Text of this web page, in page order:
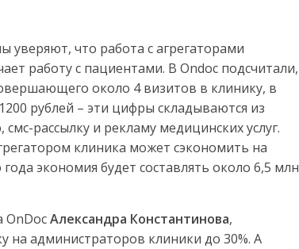
что работа с агрегаторами
работу с пациентами. В Ondoc подсчитали,
около 4 визитов в клинику, в
рублей – эти цифры складываются из
рассылку и рекламу медицинских услуг.
клиника может сэкономить на
экономия будет составлять около 6,5 млн
OnDocАлександра Константинова,
на администраторов клиники до 30%. А